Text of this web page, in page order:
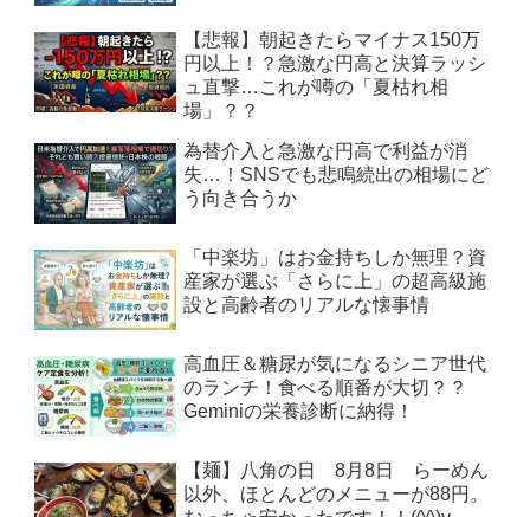
【悲報】朝起きたらマイナス150万
円以上！？急激な円高と決算ラッシ
ュ直撃…これが噂の「夏枯れ相
場」？？
為替介入と急激な円高で利益が消
失…！SNSでも悲鳴続出の相場にど
う向き合うか
「中楽坊」はお金持ちしか無理？資
産家が選ぶ「さらに上」の超高級施
設と高齢者のリアルな懐事情
高血圧＆糖尿が気になるシニア世代
のランチ！食べる順番が大切？？
Geminiの栄養診断に納得！
【麺】八角の日 8月8日 らーめん
以外、ほとんどのメニューが88円。